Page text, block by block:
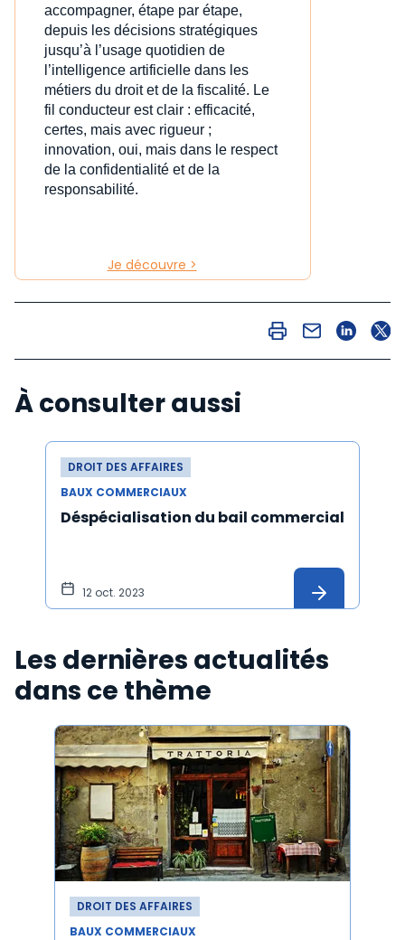
accompagner, étape par étape,
depuis les décisions stratégiques
jusqu’à l’usage quotidien de
l’intelligence artificielle dans les
métiers du droit et de la fiscalité. Le
fil conducteur est clair : efficacité,
certes, mais avec rigueur ;
innovation, oui, mais dans le respect
de la confidentialité et de la
responsabilité.
Je découvre >
À consulter aussi
DROIT DES AFFAIRES
BAUX COMMERCIAUX
Déspécialisation du bail commercial
12 oct. 2023
Les dernières actualités
dans ce thème
DROIT DES AFFAIRES
BAUX COMMERCIAUX